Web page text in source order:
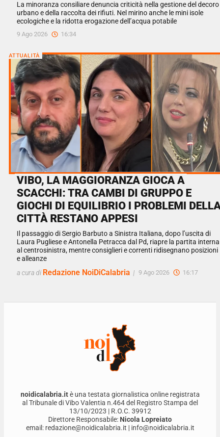
La minoranza consiliare denuncia criticità nella gestione del decoro
urbano e della raccolta dei rifiuti. Nel mirino anche le mini isole
ecologiche e la ridotta erogazione dell’acqua potabile
9 Ago 2026 16:34
ATTUALITÀ
VIBO, LA MAGGIORANZA GIOCA A
SCACCHI: TRA CAMBI DI GRUPPO E
GIOCHI DI EQUILIBRIO I PROBLEMI
CITTÀ RESTANO APPESI
Il passaggio di Sergio Barbuto a Sinistra Italiana, dopo l’uscita di
Laura Pugliese e Antonella Petracca dal Pd, riapre la partita interna
al centrosinistra, mentre consiglieri e correnti ridisegnano posizioni
e alleanze
a cura di Redazione NoiDiCalabria | 9 Ago 2026 16:17
noidicalabria.itè una testata giornalistica online registrata
al Tribunale di Vibo Valentia n.464 del Registro Stampa del
13/10/2023 | R.O.C. 39912
Direttore Responsabile: Nicola Lopreiato
email: redazione@noidicalabria.it | info@noidicalabria.it